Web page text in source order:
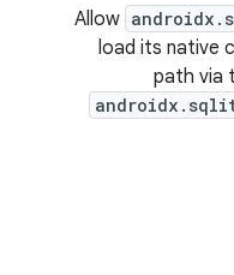
Allow
load its native
path via